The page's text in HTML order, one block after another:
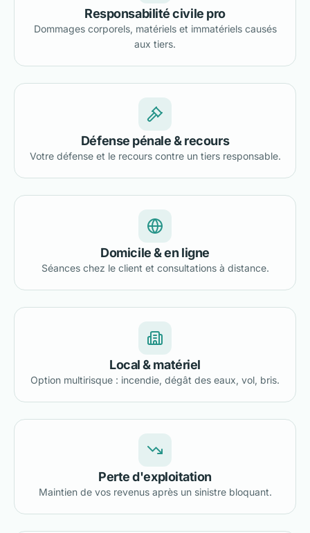
Responsabilité civile pro
Dommages corporels, matériels et immatériels causés
aux tiers.
Défense pénale & recours
Votre défense et le recours contre un tiers responsable.
Domicile & en ligne
Séances chez le client et consultations à distance.
Local & matériel
Option multirisque : incendie, dégât des eaux, vol, bris.
Perte d'exploitation
Maintien de vos revenus après un sinistre bloquant.